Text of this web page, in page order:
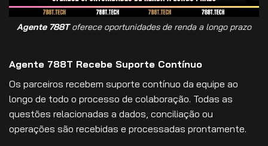
Agente 788Toferece oportunidades de renda a longo prazo
Agente 788T Recebe Suporte Contínuo
Os parceiros recebem suporte contínuo da equipe ao
longo de todo o processo de colaboração. Todas as
questões relacionadas a dados, conciliação ou
operações são recebidas e processadas prontamente.